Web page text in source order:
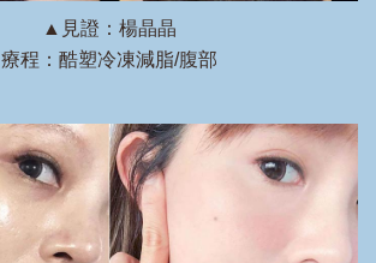
▲見證：楊晶晶
療程：酷塑冷凍減脂/腹部